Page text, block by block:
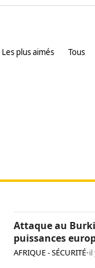
Les plus aimés Tous
Attaque au
puissances
détermination
AFRIQUE - SÉCURITÉ•il